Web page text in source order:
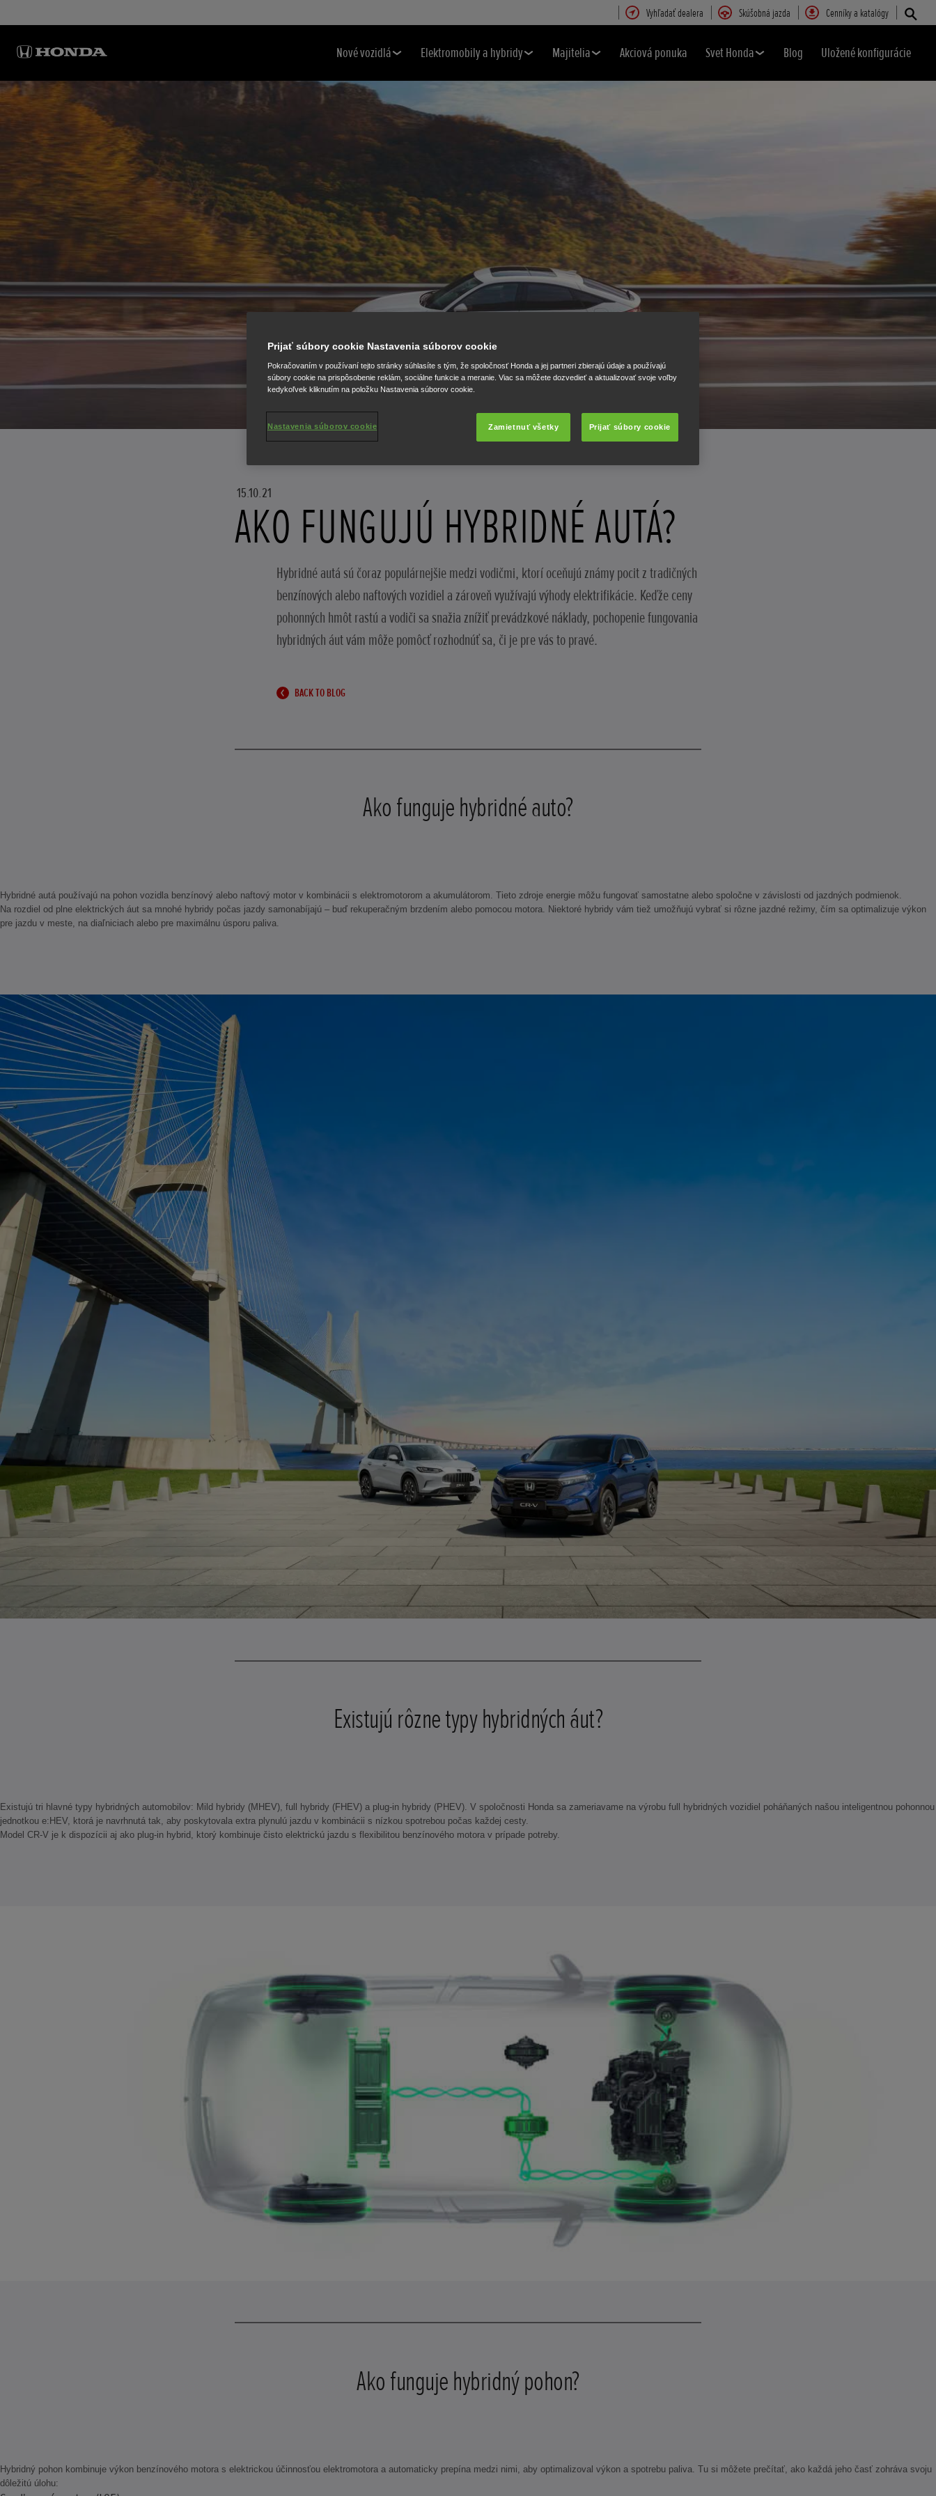
Vyhľadať dealera Skúšobná jazda Cenníky a katalógy
Nové vozidlá Elektromobily a hybridy Majitelia Akciová ponuka Svet Honda Blog Uložené konfigurácie
15.10.21
AKO FUNGUJÚ HYBRIDNÉ AUTÁ?
Hybridné autá sú čoraz populárnejšie medzi vodičmi, ktorí oceňujú známy pocit z tradičných
benzínových alebo naftových vozidiel a zároveň využívajú výhody elektrifikácie. Keďže ceny
pohonných hmôt rastú a vodiči sa snažia znížiť prevádzkové náklady, pochopenie fungovania
hybridných áut vám môže pomôcť rozhodnúť sa, či je pre vás to pravé.
BACK TO BLOG
Ako funguje hybridné auto?
Hybridné autá používajú na pohon vozidla benzínový alebo naftový motor v kombinácii s elektromotorom a akumulátorom. Tieto zdroje energie môžu fungovať samostatne alebo spoločne v závislosti od jazdných podmienok.
Na rozdiel od plne elektrických áut sa mnohé hybridy počas jazdy samonabíjajú – buď rekuperačným brzdením alebo pomocou motora. Niektoré hybridy vám tiež umožňujú vybrať si rôzne jazdné režimy, čím sa optimalizuje výkon
pre jazdu v meste, na diaľniciach alebo pre maximálnu úsporu paliva.
Existujú rôzne typy hybridných áut?
Existujú tri hlavné typy hybridných automobilov: Mild hybridy (MHEV), full hybridy (FHEV) a plug-in hybridy (PHEV). V spoločnosti Honda sa zameriavame na výrobu full hybridných vozidiel poháňaných našou inteligentnou pohonnou
jednotkou e:HEV, ktorá je navrhnutá tak, aby poskytovala extra plynulú jazdu v kombinácii s nízkou spotrebou počas každej cesty.
Model CR-V je k dispozícii aj ako plug-in hybrid, ktorý kombinuje čisto elektrickú jazdu s flexibilitou benzínového motora v prípade potreby.
Ako funguje hybridný pohon?
Hybridný pohon kombinuje výkon benzínového motora s elektrickou účinnosťou elektromotora a automaticky prepína medzi nimi, aby optimalizoval výkon a spotrebu paliva. Tu si môžete prečítať, ako každá jeho časť zohráva svoju
dôležitú úlohu:
Prijať súbory cookie Nastavenia súborov cookie
Pokračovaním v používaní tejto stránky súhlasíte s tým, že spoločnosť Honda a jej partneri zbierajú údaje a používajú
súbory cookie na prispôsobenie reklám, sociálne funkcie a meranie. Viac sa môžete dozvedieť a aktualizovať svoje voľby
kedykoľvek kliknutím na položku Nastavenia súborov cookie.
Zamietnuť všetky Prijať súbory cookie
Nastavenia súborov cookie